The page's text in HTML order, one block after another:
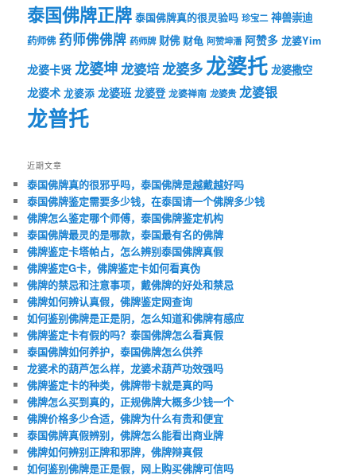
泰国佛牌正牌 泰国佛牌真的很灵验吗 珍宝二 神兽崇迪
药师佛 药师佛佛牌 药师牌 财佛 财龟 阿赞坤潘 阿赞多 龙婆Yim
龙婆卡贤 龙婆坤龙婆培 龙婆多龙婆托 龙婆撒空
龙婆术 龙婆添 龙婆班 龙婆登 龙婆禅南 龙婆贵 龙婆银
龙普托
近期文章
泰国佛牌真的很邪乎吗，泰国佛牌是越戴越好吗
泰国佛牌鉴定需要多少钱，在泰国请一个佛牌多少钱
佛牌怎么鉴定哪个师傅，泰国佛牌鉴定机构
泰国佛牌最灵的是哪款，泰国最有名的佛牌
佛牌鉴定卡塔帕占，怎么辨别泰国佛牌真假
佛牌鉴定G卡，佛牌鉴定卡如何看真伪
佛牌的禁忌和注意事项，戴佛牌的好处和禁忌
佛牌如何辨认真假，佛牌鉴定网查询
如何鉴别佛牌是正是阴，怎么知道和佛牌有感应
佛牌鉴定卡有假的吗？泰国佛牌怎么看真假
泰国佛牌如何养护，泰国佛牌怎么供养
龙婆术的葫芦怎么样，龙婆术葫芦功效强吗
佛牌鉴定卡的种类，佛牌带卡就是真的吗
佛牌怎么买到真的，正规佛牌大概多少钱一个
佛牌价格多少合适，佛牌为什么有贵和便宜
泰国佛牌真假辨别，佛牌怎么能看出商业牌
佛牌如何辨别正牌和邪牌，佛牌辩真假
如何鉴别佛牌是正是假，网上购买佛牌可信吗